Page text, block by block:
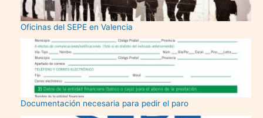
Oficinas del SEPE en Valencia
Documentación necesaria para pedir el paro